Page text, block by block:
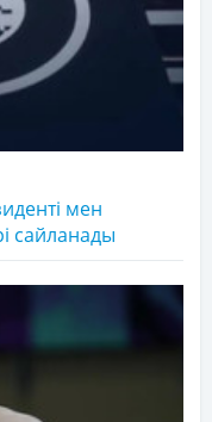
мен
сайланады